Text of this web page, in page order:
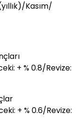
Kasım/
+ % 0.8/Revize:
+ % 0.6/Revize: